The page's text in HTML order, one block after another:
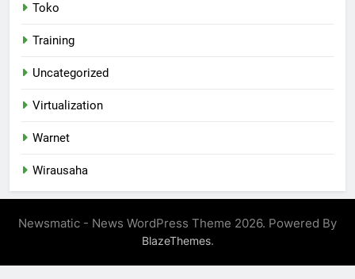
Toko
Training
Uncategorized
Virtualization
Warnet
Wirausaha
Newsmatic - News WordPress Theme 2026. Powered By
BlazeThemes.